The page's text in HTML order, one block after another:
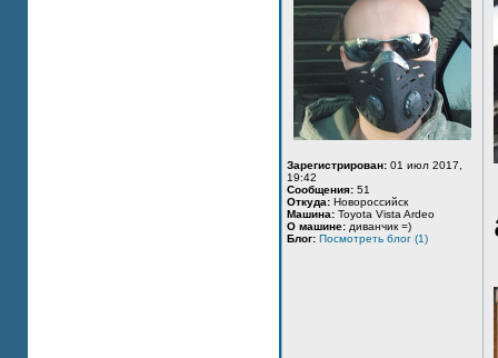
Зарегистрирован: 01 июл 2017,
19:42
Сообщения: 51
Откуда: Новороссийск
Машина: Toyota Vista Ardeo
О машине: диванчик =)
Блог: Посмотреть блог (1)